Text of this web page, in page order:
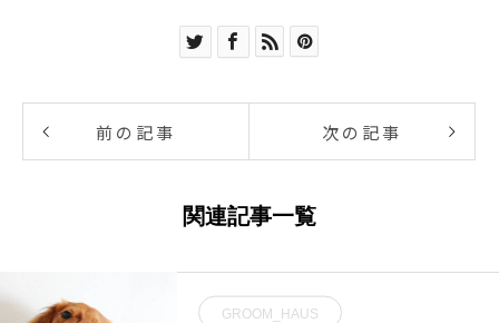
前の記事 次の記事
関連記事一覧
GROOM_HAUS